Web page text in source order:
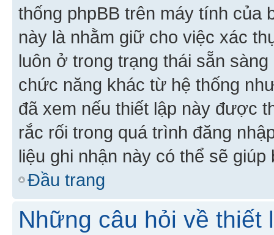
thống phpBB trên máy tính của
này là nhằm giữ cho việc xác
luôn ở trong trạng thái sẵn
chức năng khác từ hệ thống
đã xem nếu thiết lập này được
rắc rối trong quá trình đăng
liệu ghi nhận này có thể sẽ
Đầu trang
Những câu hỏi về thiết